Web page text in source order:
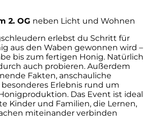
2. OG neben Licht und Wohnen
erlebst du Schritt für
aus den Waben gewonnen wird –
bis zum fertigen Honig. Natürlich
auch probieren. Außerdem
Fakten, anschauliche
Erlebnis rund um
Das Event ist ideal
Kinder und Familien, die Lernen,
miteinander verbinden